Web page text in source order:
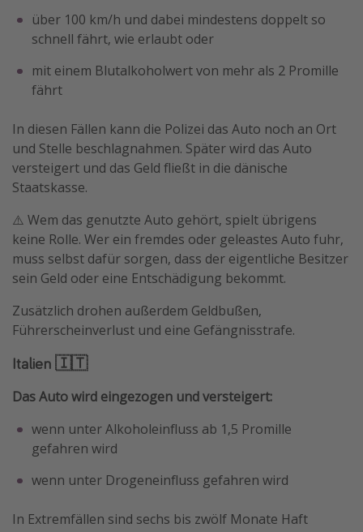
über 100 km/h und dabei mindestens doppelt so
schnell fährt, wie erlaubt oder
mit einem Blutalkoholwert von mehr als 2 Promille
fährt
In diesen Fällen kann die Polizei das Auto noch an Ort
und Stelle beschlagnahmen. Später wird das Auto
versteigert und das Geld fließt in die dänische
Staatskasse.
⚠️ Wem das genutzte Auto gehört, spielt übrigens
keine Rolle. Wer ein fremdes oder geleastes Auto fuhr,
muss selbst dafür sorgen, dass der eigentliche Besitzer
sein Geld oder eine Entschädigung bekommt.
Zusätzlich drohen außerdem Geldbußen,
Führerscheinverlust und eine Gefängnisstrafe.
Italien 🇮🇹
Das Auto wird eingezogen und versteigert:
wenn unter Alkoholeinfluss ab 1,5 Promille
gefahren wird
wenn unter Drogeneinfluss gefahren wird
In Extremfällen sind sechs bis zwölf Monate Haft